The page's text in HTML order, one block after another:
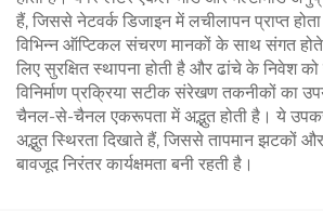
हैं, जिससे नेटवर्क डिजाइन में लचीलापन प्राप्त
विभिन्न ऑप्टिकल संचरण मानकों के साथ संगत
लिए सुरक्षित स्थापना होती है और ढांचे के निवेश को
विनिर्माण प्रक्रिया सटीक संरेखण तकनीकों का
चैनल-से-चैनल एकरूपता में अद्भुत होती है। ये
अद्भुत स्थिरता दिखाते हैं, जिससे तापमान झटकों और
बावजूद निरंतर कार्यक्षमता बनी रहती है।